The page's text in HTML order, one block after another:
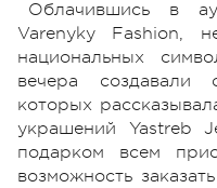
Облачившись в
Varenyky Fashion,
национальных
вечера
которых
украшений Yastreb
подарком всем
возможность